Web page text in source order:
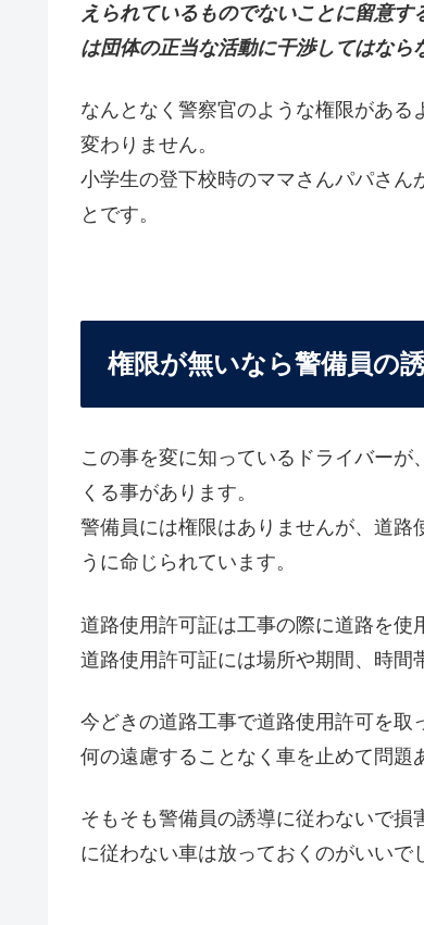
えられているものでないことに留意
は団体の正当な活動に干渉してはなら
なんとなく警察官のような権限があ
変わりません。
小学生の登下校時のママさんパパさん
とです。
権限が無いなら警備員の
この事を変に知っているドライバー
くる事があります。
警備員には権限はありませんが、道路
うに命じられています。
道路使用許可証は工事の際に道路を使
道路使用許可証には場所や期間、時間
今どきの道路工事で道路使用許可を取
何の遠慮することなく車を止めて問題
そもそも警備員の誘導に従わないで
に従わない車は放っておくのがいいで